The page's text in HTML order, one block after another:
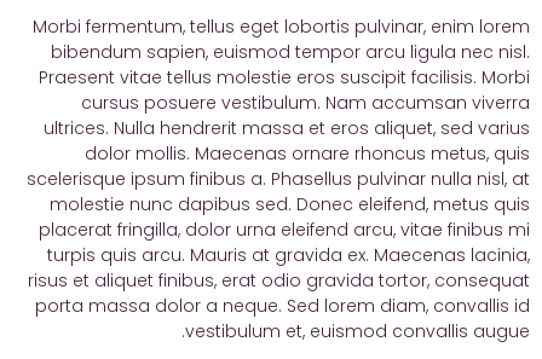
Morbi fermentum, tellus eget lobortis pulvinar, enim lorem
bibendum sapien, euismod tempor arcu ligula nec nisl.
Praesent vitae tellus molestie eros suscipit facilisis. Morbi
cursus posuere vestibulum. Nam accumsan viverra
ultrices. Nulla hendrerit massa et eros aliquet, sed varius
dolor mollis. Maecenas ornare rhoncus metus, quis
scelerisque ipsum finibus a. Phasellus pulvinar nulla nisl, at
molestie nunc dapibus sed. Donec eleifend, metus quis
placerat fringilla, dolor urna eleifend arcu, vitae finibus mi
turpis quis arcu. Mauris at gravida ex. Maecenas lacinia,
risus et aliquet finibus, erat odio gravida tortor, consequat
porta massa dolor a neque. Sed lorem diam, convallis id
vestibulum et, euismod convallis augue.